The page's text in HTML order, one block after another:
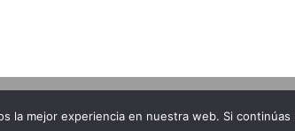
la mejor experiencia en nuestra web. Si